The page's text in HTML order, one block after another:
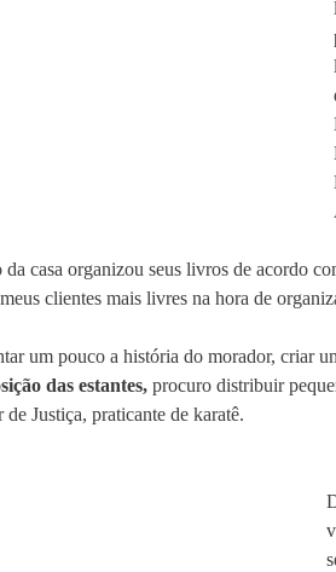
casa organizou seus livros de acordo
clientes mais livres na hora de
um pouco a história do morador, criar
das estantes, procuro distribuir
Justiça, praticante de karatê.